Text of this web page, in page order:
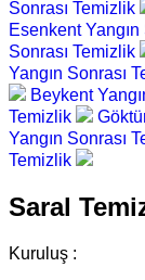
Sonrası Temizlik
Esenkent
Sonrası Temizlik
Yangın Sonrası
Beykent
Temizlik
Yangın Sonrası
Temizlik
Saral
Kuruluş :